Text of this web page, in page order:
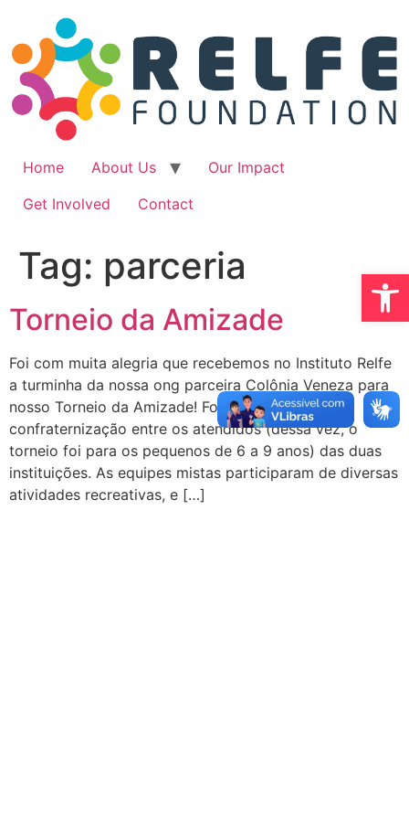
Abrir
conteúdo
Home About Us
Our Impact
Get Involved
Contact
Tag: parceria
Torneio da Amizade
Foi com muita alegria que recebemos no Instituto Relfe
a turminha da nossa ong parceira Colônia Veneza para
nosso Torneio da Amizade! Foi um momento de
confraternização entre os atendidos (dessa vez, o
torneio foi para os pequenos de 6 a 9 anos) das duas
instituições. As equipes mistas participaram de diversas
atividades recreativas, e […]